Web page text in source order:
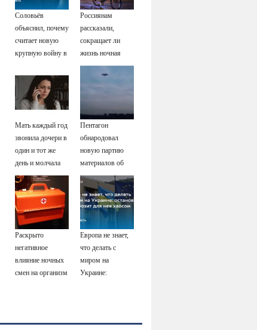
Соловьёв
объяснил, почему
считает новую
крупную войну в
неизбежной
Россиянам
рассказали,
сокращает ли
жизнь ночная
работа
Мать каждый год
звонила дочери в
один и тот же
день и молчала
— причина
раскрылась
слишком поздно:
история одной
семьи
Пентагон
обнародовал
новую партию
материалов об
НЛО - Новости
на Вести.ru
Раскрыто
негативное
влияние ночных
смен на организм
Европа не знает,
что делать с
миром на
Украине: